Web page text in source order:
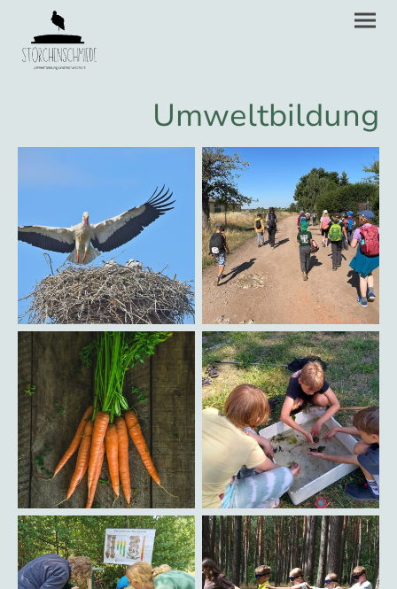
Umweltbildung